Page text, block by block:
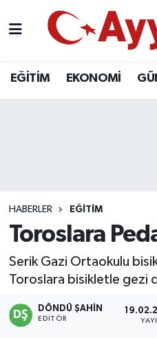
EĞİTİM EKONOMİ
HABERLER EĞİTİM
Toroslara
Serik Gazi Ortaokulu
Toroslara bisikletle gezi
DÖNDÜ ŞAHİN
EDITÖR